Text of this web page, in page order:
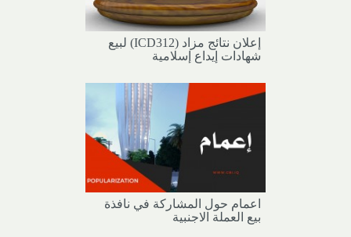
إعلان نتائج مزاد (ICD312) لبيع
شهادات إيداع إسلامية
اعمام حول المشاركة في نافذة
بيع العملة الاجنبية